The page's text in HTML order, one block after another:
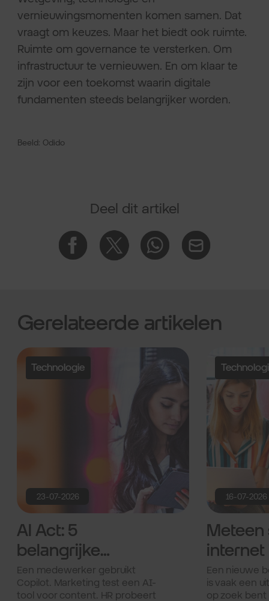
vernieuwingsmomenten komen samen. Dat
vraagt om keuzes. Maar het biedt ook ruimte.
Ruimte om governance te versterken. Om
infrastructuur te vernieuwen. En om klaar te
zijn voor een toekomst waarin digitale
fundamenten steeds belangrijker worden.
Beeld: Odido
Deel dit artikel
Gerelateerde artikelen
Technologie
23-07-2026
AI Act: 5
belangrijke
vragen voor IT-
managers.
Een medewerker gebruikt
Copilot. Marketing test een AI-
tool voor content. HR probeert
16-07-2026
Meteen
internet
nieuwe
Een nieuwe
is vaak een
op zoek